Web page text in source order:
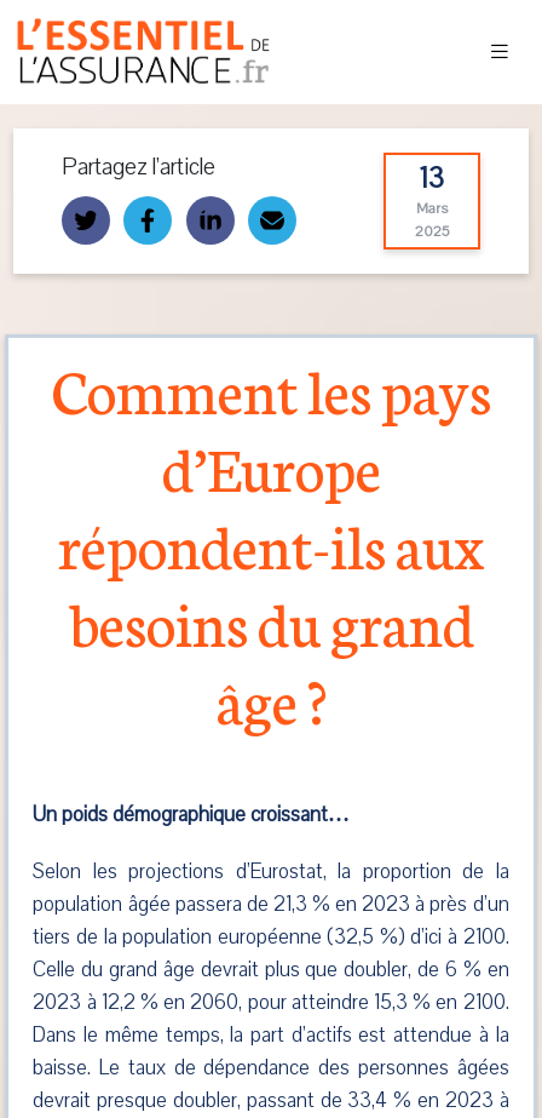
Partagez l’article 13
Mars
2025
Comment les pays
d’Europe
répondent-ils aux
besoins du grand
âge ?
Un poids démographique croissant…
Selon les projections d’Eurostat, la proportion de la
population âgée passera de 21,3 % en 2023 à près d’un
tiers de la population européenne (32,5 %) d’ici à 2100.
Celle du grand âge devrait plus que doubler, de 6 % en
2023 à 12,2 % en 2060, pour atteindre 15,3 % en 2100.
Dans le même temps, la part d’actifs est attendue à la
baisse. Le taux de dépendance des personnes âgées
devrait presque doubler, passant de 33,4 % en 2023 à